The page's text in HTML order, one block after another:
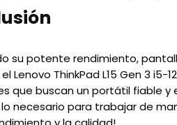
su potente rendimiento,
Lenovo ThinkPad L15 Gen 3
que buscan un portátil fiable
necesario para trabajar de